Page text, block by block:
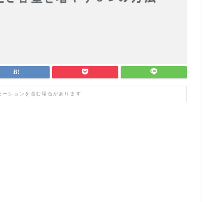
ーションを含む場合があります